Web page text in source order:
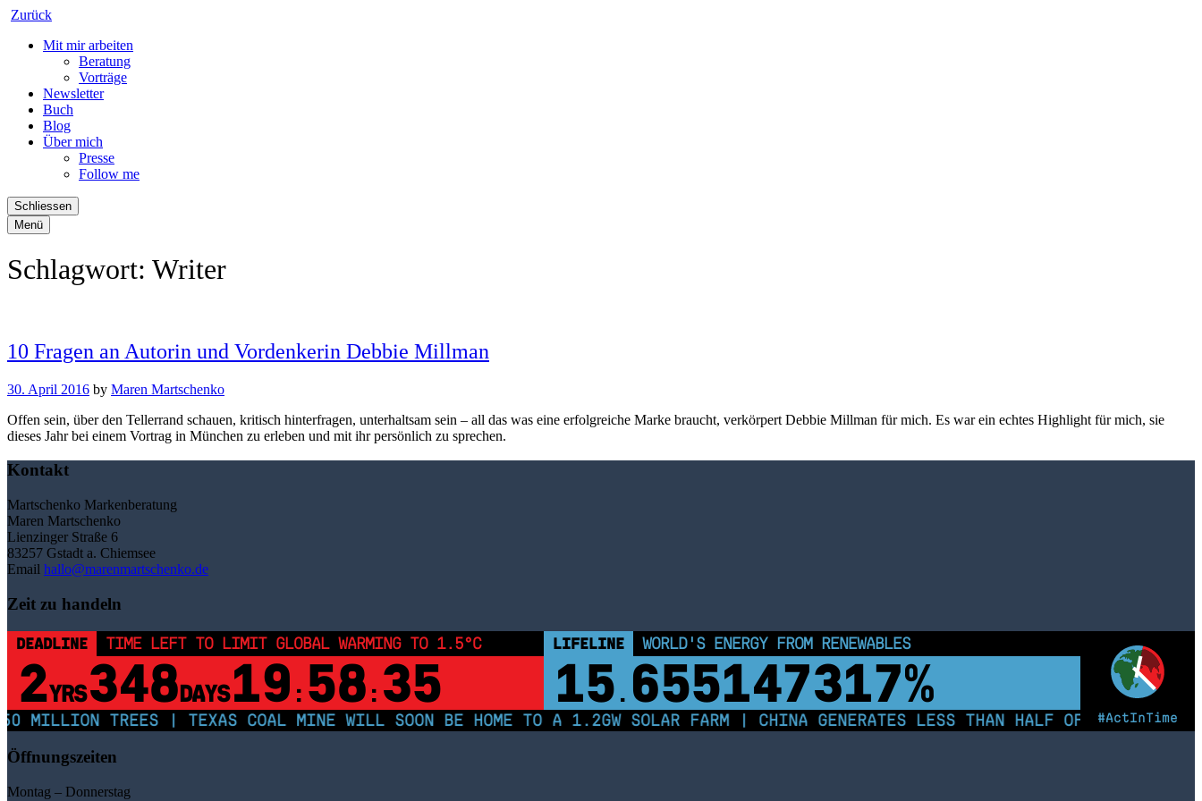
Zurück
Mit mir arbeiten
Beratung
Vorträge
Newsletter
Buch
Blog
Über mich
Presse
Follow me
Schliessen
Menü
Schlagwort: Writer
10 Fragen an Autorin und Vordenkerin Debbie Millman
30. April 2016 by Maren Martschenko
Offen sein, über den Tellerrand schauen, kritisch hinterfragen, unterhaltsam sein – all das was eine erfolgreiche Marke braucht, verkörpert Debbie Millman für mich. Es war ein echtes Highlight für mich, sie
dieses Jahr bei einem Vortrag in München zu erleben und mit ihr persönlich zu sprechen.
Kontakt
Martschenko Markenberatung
Maren Martschenko
Lienzinger Straße 6
83257 Gstadt a. Chiemsee
Email hallo@marenmartschenko.de
Zeit zu handeln
#ActInTime
DEADLINE TIME LEFT TO LIMIT GLOBAL WARMING TO 1.5°C
2YRS348DAYS 19 : 58 : 34
LIFELINE WORLD'S ENERGY FROM RENEWABLES
15 . 655147322%
MILLION TREES | TEXAS COAL MINE WILL SOON BE HOME TO A 1.2GW SOLAR FARM | CHINA GENERATES LESS THAN HALF OF ITS
Öffnungszeiten
Montag – Donnerstag